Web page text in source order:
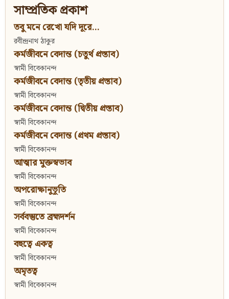
সাম্প্রতিক প্রকাশ
তবু মনে রেখো যদি দূরে...
রবীন্দ্রনাথ ঠাকুর
কর্মজীবনে বেদান্ত (চতুর্থ প্রস্তাব)
স্বামী বিবেকানন্দ
কর্মজীবনে বেদান্ত (তৃতীয় প্রস্তাব)
স্বামী বিবেকানন্দ
কর্মজীবনে বেদান্ত (দ্বিতীয় প্রস্তাব)
স্বামী বিবেকানন্দ
কর্মজীবনে বেদান্ত (প্রথম প্রস্তাব)
স্বামী বিবেকানন্দ
আত্মার মুক্তস্বভাব
স্বামী বিবেকানন্দ
অপরোক্ষানুভূতি
স্বামী বিবেকানন্দ
সর্ববস্তুতে ব্রহ্মদর্শন
স্বামী বিবেকানন্দ
বহুত্বে একত্ব
স্বামী বিবেকানন্দ
অমৃতত্ব
স্বামী বিবেকানন্দ